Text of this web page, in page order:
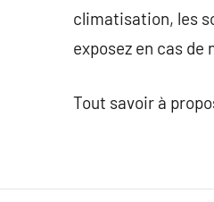
climatisation, les
exposez en cas
Tout savoir à